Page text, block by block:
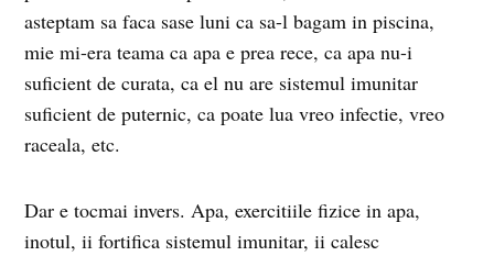
asteptam sa faca sase luni ca sa-l bagam in piscina,
mie mi-era teama ca apa e prea rece, ca apa nu-i
suficient de curata, ca el nu are sistemul imunitar
suficient de puternic, ca poate lua vreo infectie, vreo
raceala, etc.
Dar e tocmai invers. Apa, exercitiile fizice in apa,
inotul, ii fortifica sistemul imunitar, ii calesc